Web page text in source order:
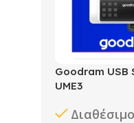
Goodram USB
UME3
Διαθέσιμο